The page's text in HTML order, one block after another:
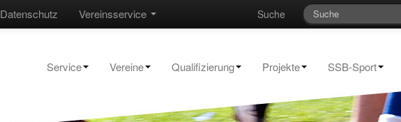
Suche
Vereinsservice
Datenschutz
Service Vereine Qualifizierung Projekte SSB-Sport